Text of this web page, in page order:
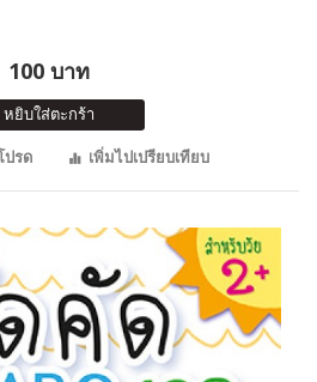
100 บาท
หยิบใส่ตะกร้า
ปรด
เพิ่มไปเปรียบเทียบ